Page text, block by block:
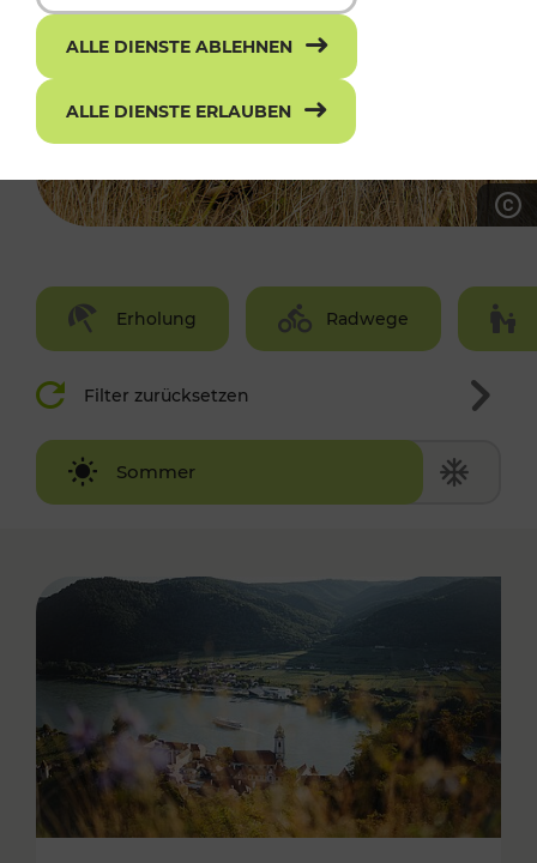
Erholung Radwege
Filter zurücksetzen
Sommer
Winter
ALLE DIENSTE ABLEHNEN
ALLE DIENSTE ERLAUBEN